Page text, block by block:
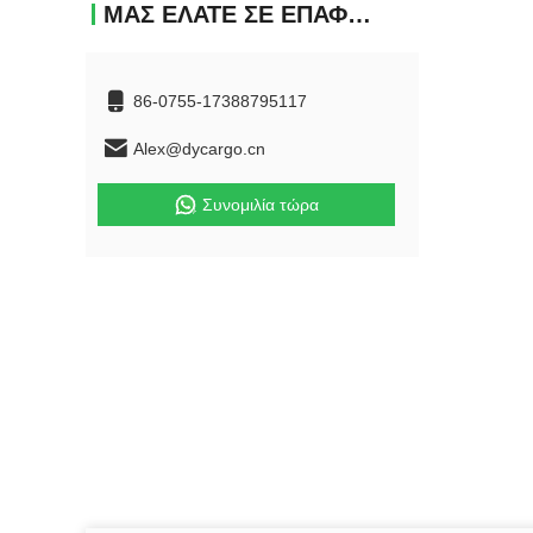
ΜΑΣ ΕΛΆΤΕ ΣΕ ΕΠΑΦΉ ΜΕ
86-0755-17388795117
Alex@dycargo.cn
Συνομιλία τώρα